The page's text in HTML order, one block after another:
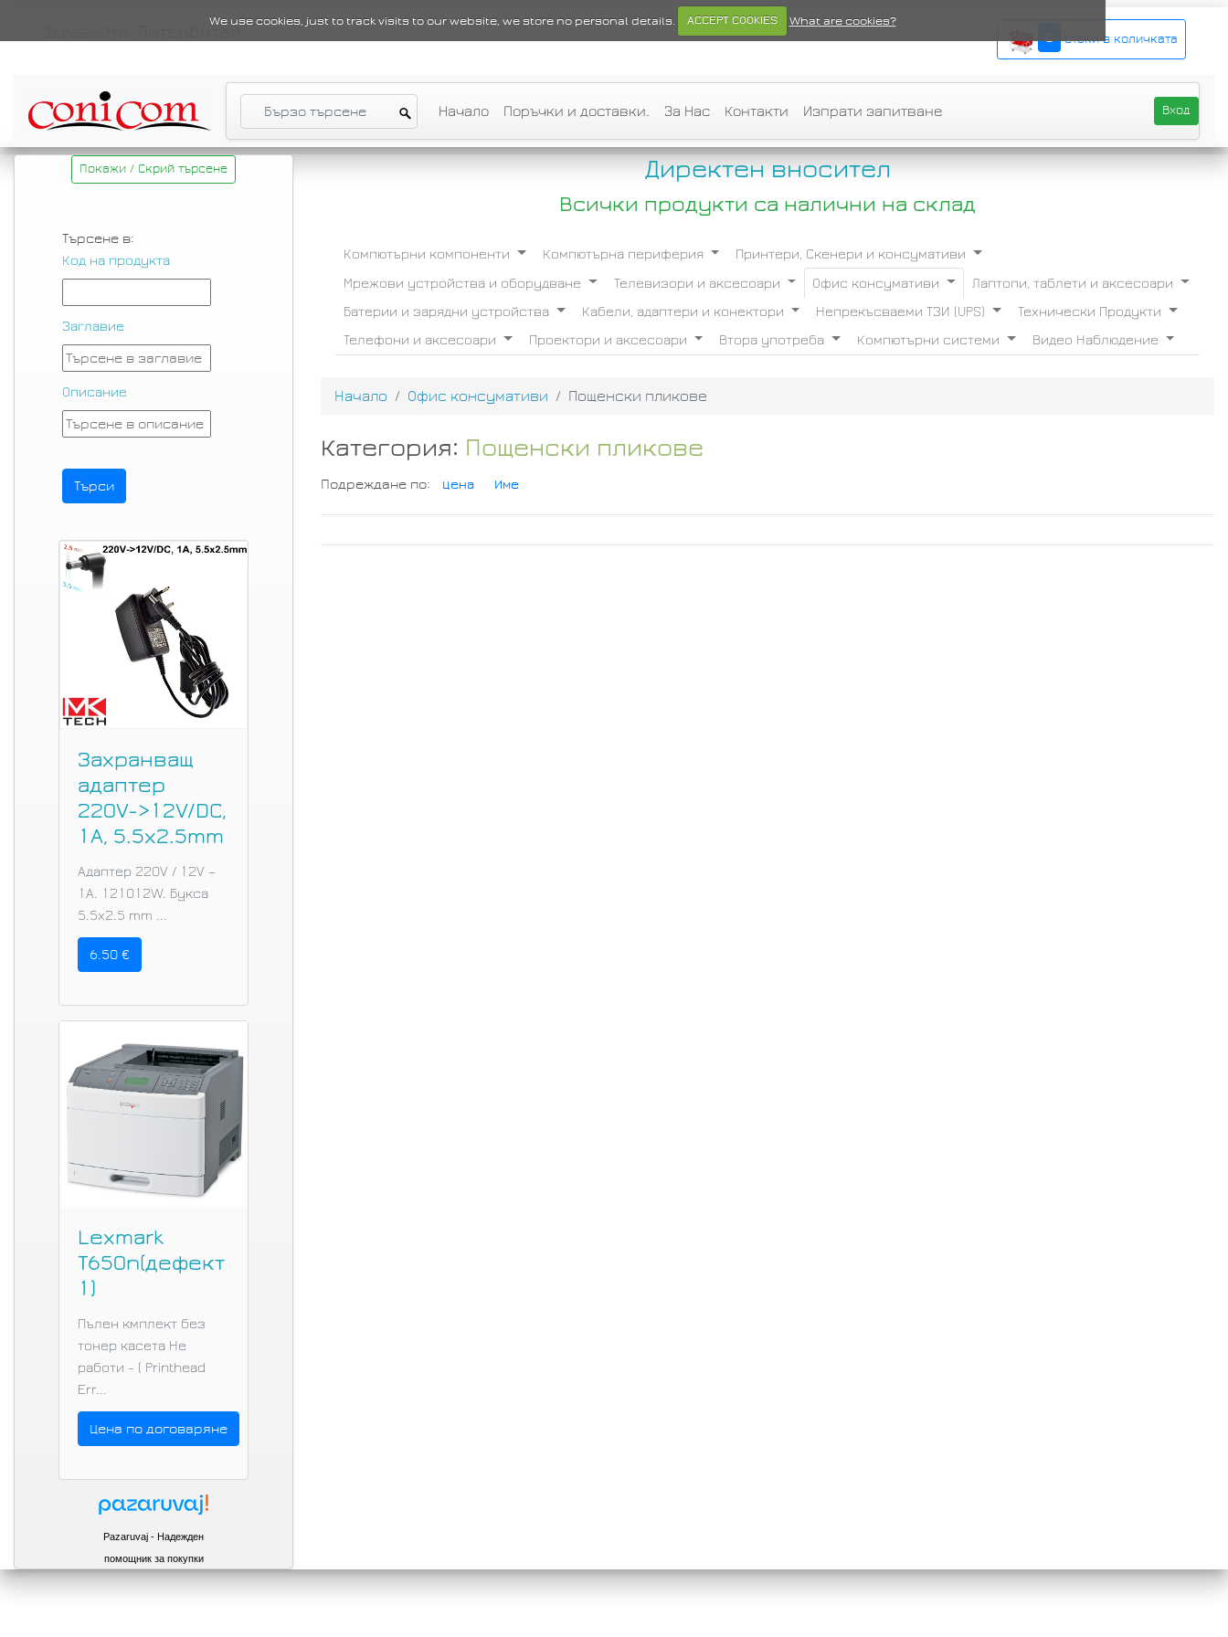
We use cookies, just to track visits to our website, we store no personal details. ACCEPT COOKIES What are cookies?
стоки в количката
Начало Поръчки и доставки. За Нас Контакти Изпрати запитване Вход
Покажи / Скрий търсене
Търсене в:
Код на продукта
Заглавие
Описание
Захранващ
адаптер
220V->12V/DC,
1A, 5.5x2.5mm
Адаптер 220V / 12V –
1A. 121012W. Букса
5.5x2.5 mm ...
6.50 €
Lexmark
T650n(дефект
1)
Пълен кмплект без
тонер касета Не
работи - ( Printhead
Err...
Цена по договаряне
Pazaruvaj - Надежден
помощник за покупки
Директен вносител
Всички продукти са налични на склад
Компютърни компоненти Компютърна периферия
Принтери, Скенери и консумативи
Мрежови устройства и оборудване
Телевизори и аксесоари Офис консумативи
Лаптопи, таблети и аксесоари
Батерии и зарядни устройства
Кабели, адаптери и конектори Непрекъсваеми ТЗИ (UPS)
Технически Продукти
Телефони и аксесоари
Проектори и аксесоари Втора употреба Компютърни системи Видео Наблюдение
Начало Офис консумативи Пощенски пликове
Категория: Пощенски пликове
Подреждане по: Цена Име